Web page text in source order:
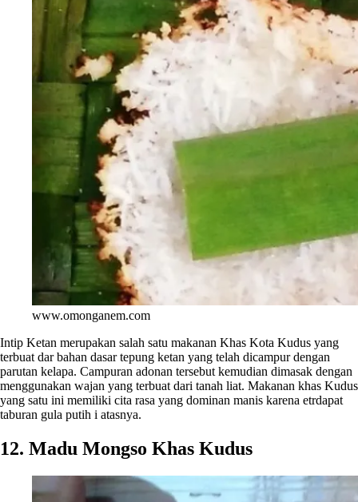
www.omonganem.com
Intip Ketan merupakan salah satu makanan Khas Kota Kudus yang
terbuat dar bahan dasar tepung ketan yang telah dicampur dengan
parutan kelapa. Campuran adonan tersebut kemudian dimasak dengan
menggunakan wajan yang terbuat dari tanah liat. Makanan khas Kudus
yang satu ini memiliki cita rasa yang dominan manis karena etrdapat
taburan gula putih i atasnya.
12. Madu Mongso Khas Kudus